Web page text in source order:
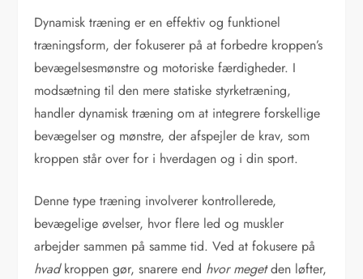
Dynamisk træning er en effektiv og funktionel
træningsform, der fokuserer på at forbedre kroppen’s
bevægelsesmønstre og motoriske færdigheder. I
modsætning til den mere statiske styrketræning,
handler dynamisk træning om at integrere forskellige
bevægelser og mønstre, der afspejler de krav, som
kroppen står over for i hverdagen og i din sport.
Denne type træning involverer kontrollerede,
bevægelige øvelser, hvor flere led og muskler
arbejder sammen på samme tid. Ved at fokusere på
hvadkroppen gør, snarere end hvor megetden løfter,